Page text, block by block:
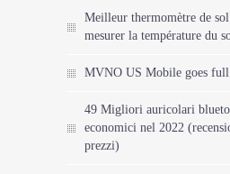
Meilleur thermomètre de
mesurer la température du
MVNO US Mobile goes
49 Migliori auricolari
economici nel 2022
prezzi)